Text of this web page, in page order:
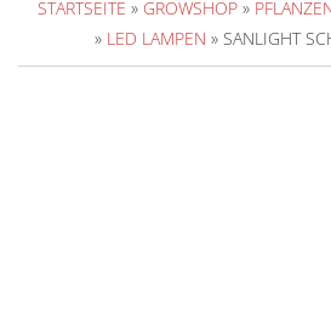
STARTSEITE » GROWSHOP »
» LED LAMPEN » SANLIGHT